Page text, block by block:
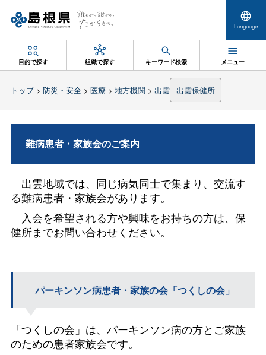
Language
目的で探す 組織で探す キーワード検索 メニュー
トップ> 防災・安全> 医療 > 地方機関> 出雲 出雲保健所
難病患者・家族会のご案内
出雲地域では、同じ病気同士で集まり、交流す
る難病患者・家族会があります。
入会を希望される方や興味をお持ちの方は、保
健所までお問い合わせください。
パーキンソン病患者・家族の会「つくしの会」
「つくしの会」は、パーキンソン病の方とご家族
のための患者家族会です。